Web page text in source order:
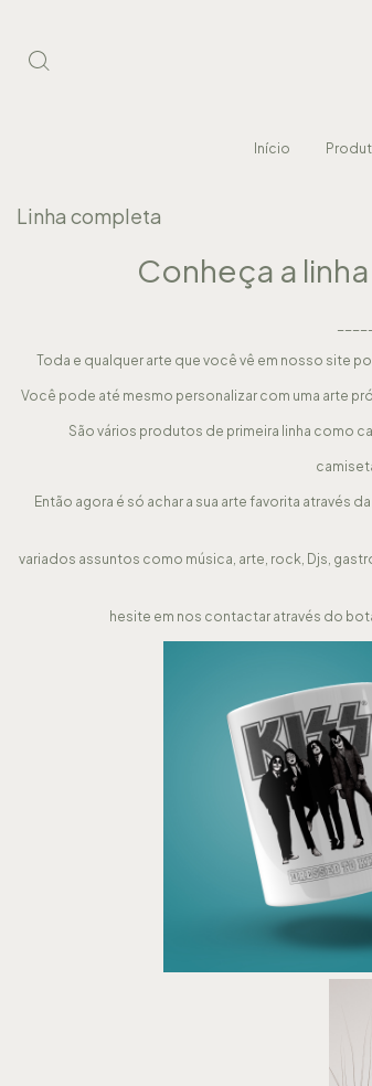
Início
Linha completa
Conheça a
Toda e qualquer arte que você vê em nosso site
Você pode até mesmo personalizar com uma arte
São vários produtos de primeira linha como
Então agora é só achar a sua arte favorita através
variados assuntos como música, arte, rock, Djs,
hesite em nos contactar através do